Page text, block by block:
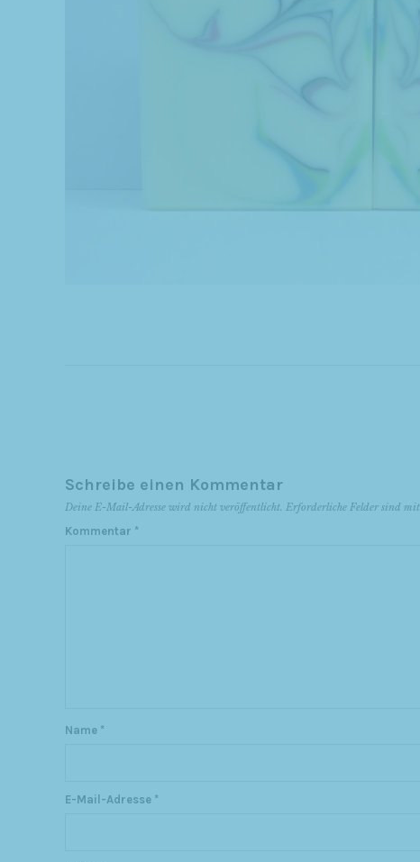
Schreibe einen Kommentar
Deine E-Mail-Adresse wird nicht veröffentlicht. Erforderliche Felder sind mit
Kommentar *
Name *
E-Mail-Adresse *